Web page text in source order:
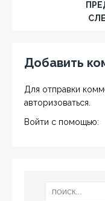
Добавить
Для отправки
авторизоваться
Войти с помощью: